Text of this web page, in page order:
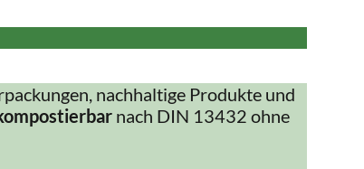
nachhaltige Produkte und
nach DIN 13432 ohne